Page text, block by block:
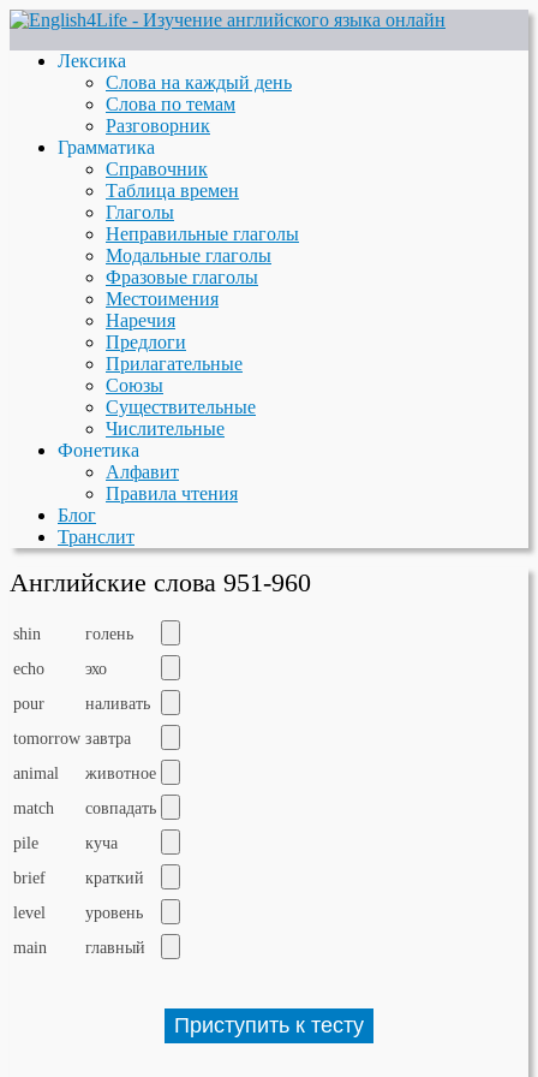
Лексика
Слова на каждый день
Слова по темам
Разговорник
Грамматика
Справочник
Таблица времен
Глаголы
Неправильные глаголы
Модальные глаголы
Фразовые глаголы
Местоимения
Наречия
Предлоги
Прилагательные
Союзы
Существительные
Числительные
Фонетика
Алфавит
Правила чтения
Блог
Транслит
Английские слова 951-960
shin
голень
echo
эхо
pour
наливать
tomorrow завтра
animal
животное
match
совпадать
pile
куча
brief
краткий
level
уровень
main
главный
Приступить к тесту